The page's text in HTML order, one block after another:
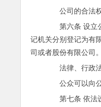
公司的合法权
第六条 设立公
记机关分别登记为有
司或者股份有限公司。
法律、行政法
公众可以向公
第七条 依法设